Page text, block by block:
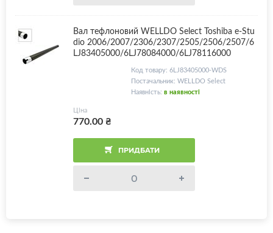
Вал тефлоновий WELLDO Select Toshiba e-Stu
dio 2006/2007/2306/2307/2505/2506/2507/6
LJ83405000/6LJ78084000/6LJ78116000
Код товару: 6LJ83405000-WDS
Постачальник: WELLDO Select
Наявність: в наявності
Ціна
770.00₴
ПРИДБАТИ